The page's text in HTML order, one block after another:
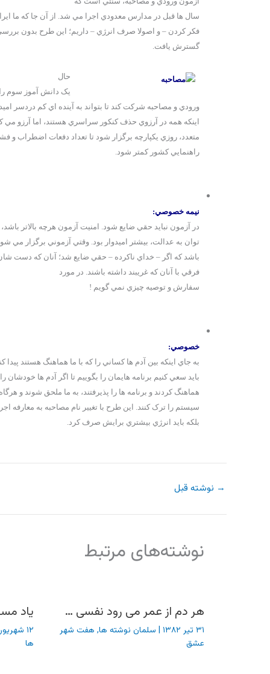
سال ها قبل در مدارس معدودي اجرا مي شد. از آن جا که ما
فکر کردن – و اصولا صرف انرژي – داريم؛ اين طرح بدون
گسترش يافت.
حال
يک دانش آموز سوم
ورودي و مصاحبه شرکت کند تا بتواند به آينده اي کم دردسر
اينکه همه در آرزوي حذف کنکور سراسري هستند، اما آرزو مي
متعدد، روزي يکپارچه برگزار شود تا تعداد دفعات اضطراب و
راهنمايي کشور کمتر شود.
نيمه خصوصي:
در آزمون نبايد حقي ضايع شود. امنيت آزمون هرچه بالاتر
توان به عدالت، بيشتر اميدوار بود. وقتي آزموني برگزار مي
باشد که اگر – خداي ناکرده – حقي ضايع شد؛ آنان که دست
فرقي با آنان که غريبند داشته باشند. در مورد
سفارش و توصيه چيزي نمي گويم !
خصوصي:
به جاي اينکه بين آدم ها کساني را که با ما هماهنگ هستند پيدا
بايد سعي کنيم برنامه هايمان را بگوييم تا اگر آدم ها خودشان را
هماهنگ کردند و برنامه ها را پذيرفتند، به ما ملحق شوند و
سيستم را ترک کنند. اين طرح با تغيير نام مصاحبه به معارفه
بلکه بايد انرژي بيشتري برايش صرف کرد.
→ نوشته قبل
نوشته‌های مرتبط
هر دم از عمر می رود نفسی …
۳۱ تیر ۱۳۸۲ | سلمان نوشته ها, هفت شهر
عشق
یاد
۱۲ شهریور ۱۳۸۲
ها